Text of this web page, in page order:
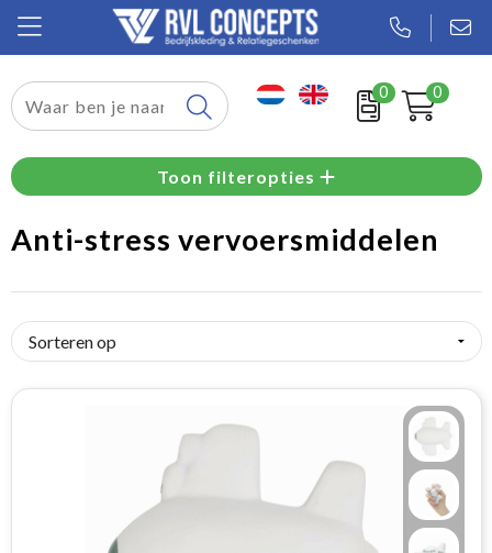
0 0
Relatiegeschenken
Tassen
Werkkleding
Toon filteropties
Anti-stress vervoersmiddelen